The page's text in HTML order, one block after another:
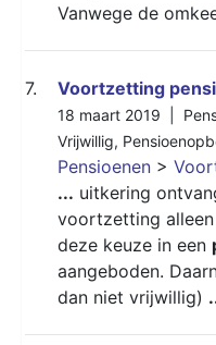
Vanwege de
7. Voortzetting
18 maart 2019 |
Vrijwillig,
Pensioenen >
... uitkering
voortzetting
deze keuze in een
aangeboden.
dan niet vrijwillig)